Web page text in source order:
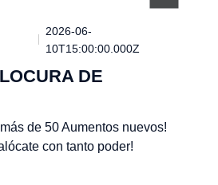
2026-06-
10T15:00:00.000Z
DE
de 50 Aumentos nuevos!
con tanto poder!